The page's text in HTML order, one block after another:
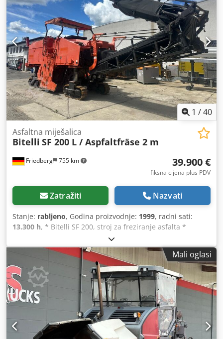
1 /40
Friedberg 755 km
Asfaltna miješalica
Bitelli SF 200 L / Aspfaltfräse 2 m
39.900 €
fiksna cijena plus PDV
Zatražiti Nazvati
Stanje: rabljeno, Godina proizvodnje: 1999, radni sati:
13.300 h, * Bitelli SF 200, stroj za freziranje asfalta *
Godina proizvodnje: 1999. * Radni sati: 13.000 sati * MB
motor * Širina freziranja: 2 m * Hidraulični sklopivi
transporter Cedpezm Epbofx Agtjrf * Težina: 29.000 kg *
Više fotografija i videozapisa dostupno putem WhatsAppa
* Podaci su bez jamstva i podložni promjenama.
Mali oglasi